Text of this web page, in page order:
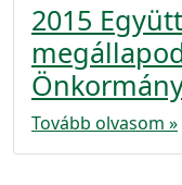
2015
Tovább olvasom »